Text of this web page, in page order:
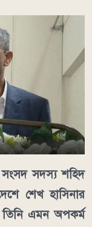
সংসদ সদস্য শহিদ
শেখ হাসিনার
এমন অপকর্ম